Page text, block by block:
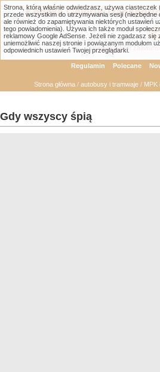
Łódzka Galeria
Wyszukiwanie
Regulamin Polecane
Strona główna / autobusy i tramwaje / MPK
Gdy wszyscy śpią
Strona, którą właśnie odwiedzasz, używa
przede wszystkim do utrzymywania sesji (niezbędne
ale również do zapamiętywania niektórych ustawień
tego powiadomienia). Używa ich także moduł
reklamowy Google AdSense. Jeżeli nie zgadzasz
uniemożliwić naszej stronie i powiązanym modułom
odpowiednich ustawień Twojej przeglądarki.